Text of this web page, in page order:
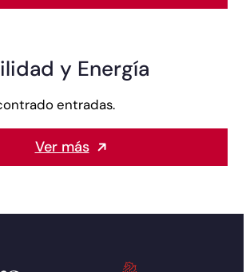
y Energía
entradas.
Ver más